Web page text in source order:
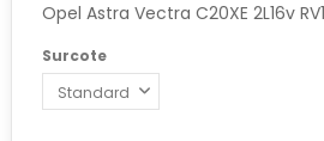
Opel Astra Vectra C20XE 2L16v
Surcote